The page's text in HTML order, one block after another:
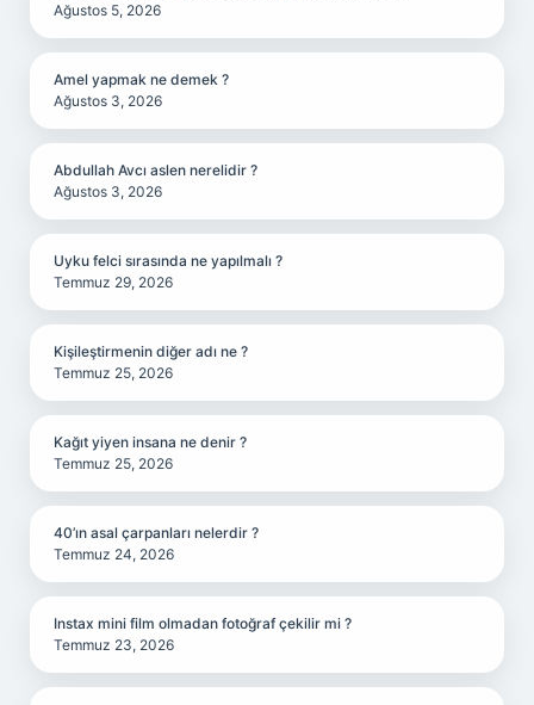
Ağustos 5, 2026
Amel yapmak ne demek ?
Ağustos 3, 2026
Abdullah Avcı aslen nerelidir ?
Ağustos 3, 2026
Uyku felci sırasında ne yapılmalı ?
Temmuz 29, 2026
Kişileştirmenin diğer adı ne ?
Temmuz 25, 2026
Kağıt yiyen insana ne denir ?
Temmuz 25, 2026
40’ın asal çarpanları nelerdir ?
Temmuz 24, 2026
Instax mini film olmadan fotoğraf çekilir mi ?
Temmuz 23, 2026